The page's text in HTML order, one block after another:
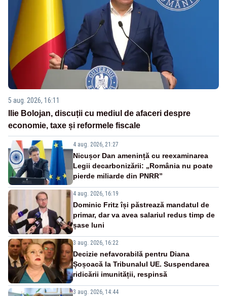
5 aug. 2026, 16:11
Ilie Bolojan, discuții cu mediul de afaceri despre
economie, taxe și reformele fiscale
4 aug. 2026, 21:27
Nicușor Dan amenință cu reexaminarea
Legii decarbonizării: „România nu poate
pierde miliarde din PNRR”
4 aug. 2026, 16:19
Dominic Fritz își păstrează mandatul de
primar, dar va avea salariul redus timp de
șase luni
3 aug. 2026, 16:22
Decizie nefavorabilă pentru Diana
Șoșoacă la Tribunalul UE. Suspendarea
ridicării imunității, respinsă
3 aug. 2026, 14:44